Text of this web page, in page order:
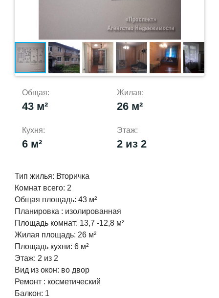
Общая:
43 м²
Жилая:
26 м²
Кухня:
6 м²
Этаж:
2 из 2
Тип жилья: Вторичка
Комнат всего: 2
Общая площадь: 43 м²
Планировка : изолированная
Площадь комнат: 13,7 -12,8 м²
Жилая площадь: 26 м²
Площадь кухни: 6 м²
Этаж: 2 из 2
Вид из окон: во двор
Ремонт : косметический
Балкон: 1